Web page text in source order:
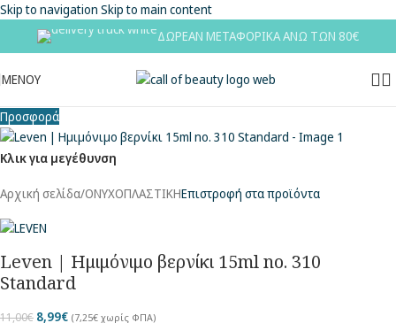
Skip to navigation Skip to main content
ΔΩΡΕΑΝ ΜΕΤΑΦΟΡΙΚΑ ΑΝΩ ΤΩΝ 80€
ΜΕΝΟΥ
Προσφορά
Κλικ για μεγέθυνση
Αρχική σελίδα/ΟΝΥΧΟΠΛΑΣΤΙΚΗΕπιστροφή στα προϊόντα
Leven | Ημιμόνιμο βερνίκι 15ml no. 310
Standard
11,00€ 8,99€ (7,25€ χωρίς ΦΠΑ)